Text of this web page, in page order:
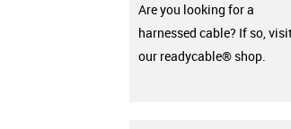
Are you looking for a
harnessed cable? If so,
our readycable® shop.